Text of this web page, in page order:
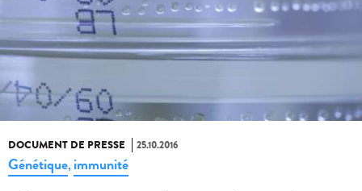
DOCUMENT DE PRESSE 25.10.2016
Génétique, immunité